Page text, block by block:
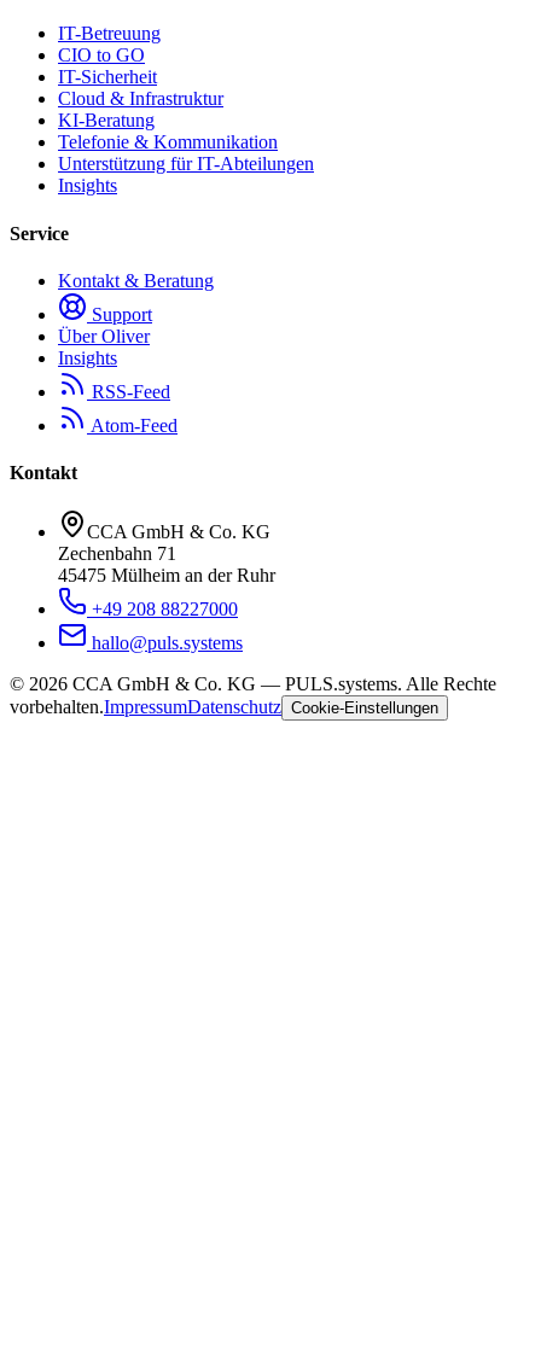
IT-Betreuung
CIO to GO
IT-Sicherheit
Cloud & Infrastruktur
KI-Beratung
Telefonie & Kommunikation
Unterstützung für IT-Abteilungen
Insights
Service
Kontakt & Beratung
Support
Über Oliver
Insights
RSS-Feed
Atom-Feed
Kontakt
CCA GmbH & Co. KG
Zechenbahn 71
45475 Mülheim an der Ruhr
+49 208 88227000
hallo@puls.systems
© 2026 CCA GmbH & Co. KG — PULS.systems. Alle Rechte
vorbehalten.ImpressumDatenschutz Cookie-Einstellungen